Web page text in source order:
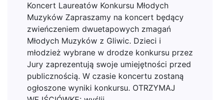
Koncert Laureatów Konkursu Młodych
Muzyków Zapraszamy na koncert będący
zwieńczeniem dwuetapowych zmagań
Młodych Muzyków z Gliwic. Dzieci i
młodzież wybrane w drodze konkursu przez
Jury zaprezentują swoje umiejętności przed
publicznością. W czasie koncertu zostaną
ogłoszone wyniki konkursu. OTRZYMAJ